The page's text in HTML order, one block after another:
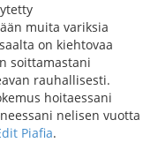
muita variksia
on kiehtovaa
soittamastani
rauhallisesti.
hoitaessani
nelisen vuotta
Piafia.